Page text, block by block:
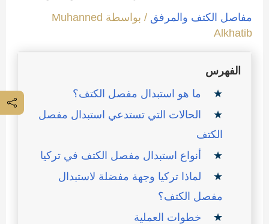
مفاصل الكتف والمرفق / بواسطة Muhanned
Alkhatib
الفهرس
ما هو استبدال مفصل الكتف؟
الحالات التي تستدعي استبدال مفصل
الكتف
أنواع استبدال مفصل الكتف في تركيا
لماذا تركيا وجهة مفضلة لاستبدال
مفصل الكتف؟
خطوات العملية